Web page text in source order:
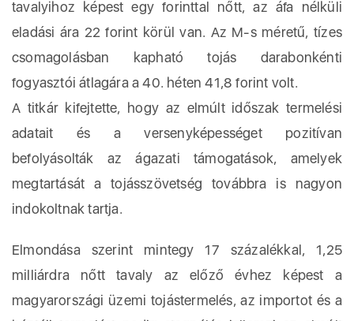
tavalyihoz képest egy forinttal nőtt, az áfa nélküli
eladási ára 22 forint körül van. Az M-s méretű, tízes
csomagolásban kapható tojás darabonkénti
fogyasztói átlagára a 40. héten 41,8 forint volt.
A titkár kifejtette, hogy az elmúlt időszak termelési
adatait és a versenyképességet pozitívan
befolyásolták az ágazati támogatások, amelyek
megtartását a tojásszövetség továbbra is nagyon
indokoltnak tartja.
Elmondása szerint mintegy 17 százalékkal, 1,25
milliárdra nőtt tavaly az előző évhez képest a
magyarországi üzemi tojástermelés, az importot és a